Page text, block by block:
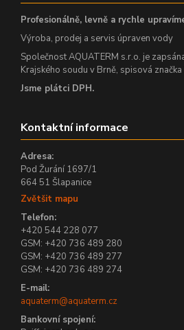
Profesionálně, levně a rychle
Výroba, prodej a servis úpraven vody
Společnost AQUATERM s.r.o. je
Krajského soudu v Brně, spisová
Jsme plátci DPH.
Kontaktní informace
Adresa:
Pod Žurání 1697/1
664 51 Šlapanice
Zvětšit mapu
Telefon:
+420 544 228 077
GSM: +420 736 489 280
GSM: +420 736 489 277
GSM: +420 736 489 274
E-mail:
aquaterm@aquaterm.cz
Bankovní spojení: